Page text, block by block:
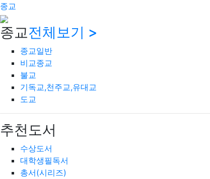
종교
종교전체보기 >
종교일반
비교종교
불교
기독교,천주교,유대교
도교
추천도서
수상도서
대학생필독서
총서(시리즈)